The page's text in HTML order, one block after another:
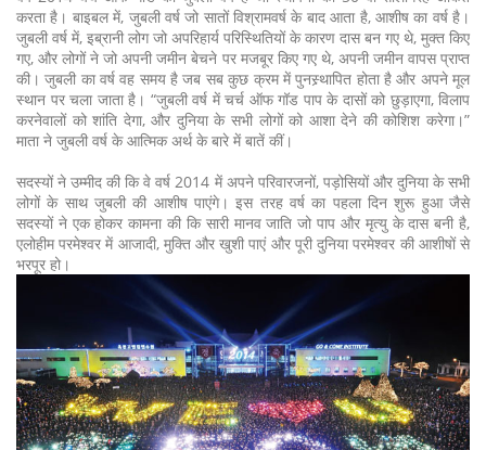
करता है। बाइबल में, जुबली वर्ष जो सातों विश्रामवर्ष के बाद आता है, आशीष का वर्ष है।
जुबली वर्ष में, इब्रानी लोग जो अपरिहार्य परिस्थितियों के कारण दास बन गए थे, मुक्त किए
गए, और लोगों ने जो अपनी जमीन बेचने पर मजबूर किए गए थे, अपनी जमीन वापस प्राप्त
की। जुबली का वर्ष वह समय है जब सब कुछ क्रम में पुनस्र्थापित होता है और अपने मूल
स्थान पर चला जाता है। “जुबली वर्ष में चर्च ऑफ गॉड पाप के दासों को छुड़ाएगा, विलाप
करनेवालों को शांति देगा, और दुनिया के सभी लोगों को आशा देने की कोशिश करेगा।”
माता ने जुबली वर्ष के आत्मिक अर्थ के बारे में बातें कीं।
सदस्यों ने उम्मीद की कि वे वर्ष 2014 में अपने परिवारजनों, पड़ोसियों और दुनिया के सभी
लोगों के साथ जुबली की आशीष पाएंगे। इस तरह वर्ष का पहला दिन शुरू हुआ जैसे
सदस्यों ने एक होकर कामना की कि सारी मानव जाति जो पाप और मृत्यु के दास बनी है,
एलोहीम परमेश्वर में आजादी, मुक्ति और खुशी पाएं और पूरी दुनिया परमेश्वर की आशीषों से
भरपूर हो।